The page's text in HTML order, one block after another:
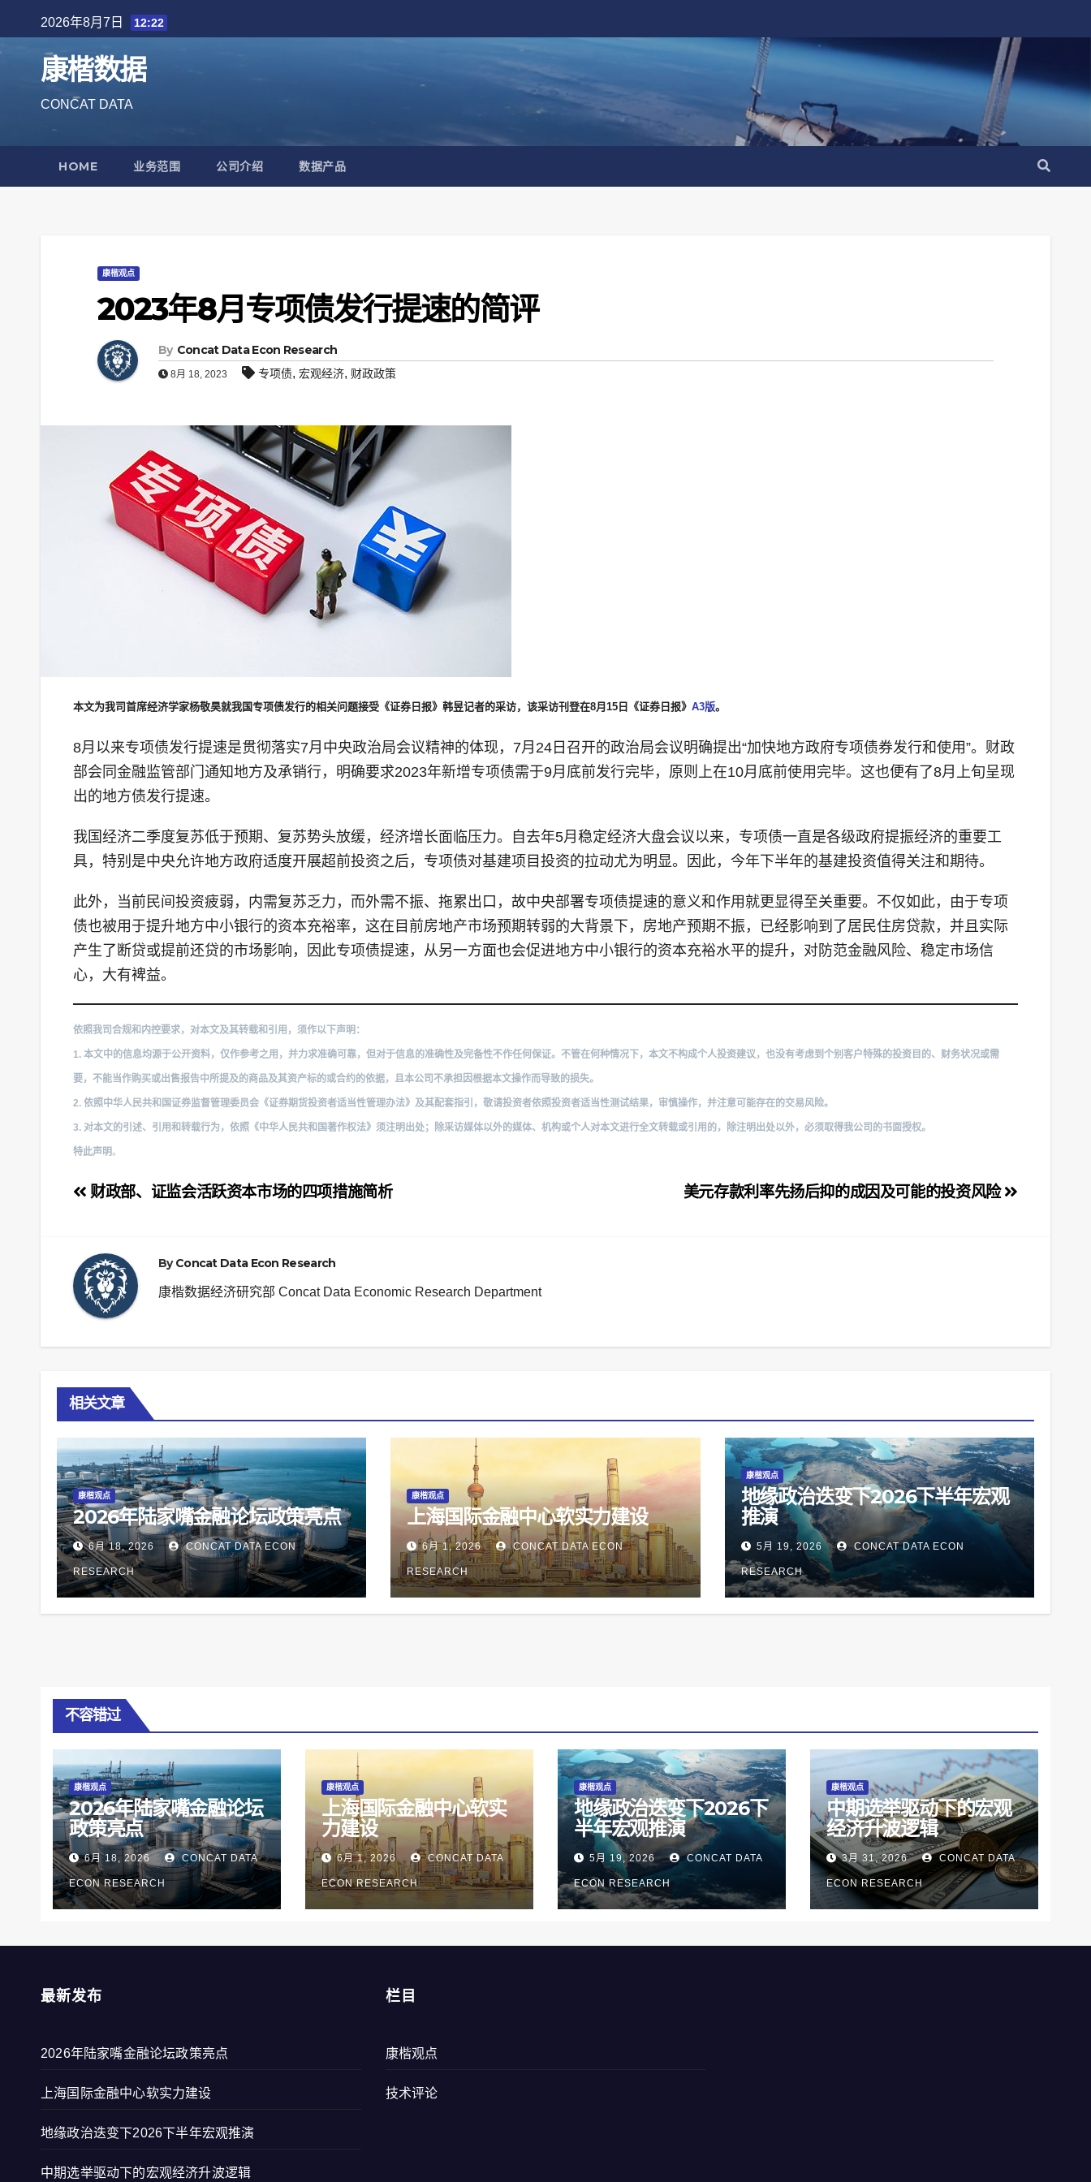
to
2026年8月7日 12:22
康楷数据
CONCAT DATA
HOME 业务范围 公司介绍 数据产品
康楷观点
2023年8月专项债发行提速的简评
By Concat Data Econ Research
8月 18, 2023 专项债, 宏观经济, 财政政策
本文为我司首席经济学家杨敬昊就我国专项债发行的相关问题接受《证券日报》韩昱记者的采访，该采访刊登在8月15日《证券日报》 A3版。
8月以来专项债发行提速是贯彻落实7月中央政治局会议精神的体现，7月24日召开的政治局会议明确提出“加快地方政府专项债券发行和使用”。财政
部会同金融监管部门通知地方及承销行，明确要求2023年新增专项债需于9月底前发行完毕，原则上在10月底前使用完毕。这也便有了8月上旬呈现
出的地方债发行提速。
我国经济二季度复苏低于预期、复苏势头放缓，经济增长面临压力。自去年5月稳定经济大盘会议以来，专项债一直是各级政府提振经济的重要工
具，特别是中央允许地方政府适度开展超前投资之后，专项债对基建项目投资的拉动尤为明显。因此，今年下半年的基建投资值得关注和期待。
此外，当前民间投资疲弱，内需复苏乏力，而外需不振、拖累出口，故中央部署专项债提速的意义和作用就更显得至关重要。不仅如此，由于专项
债也被用于提升地方中小银行的资本充裕率，这在目前房地产市场预期转弱的大背景下，房地产预期不振，已经影响到了居民住房贷款，并且实际
产生了断贷或提前还贷的市场影响，因此专项债提速，从另一方面也会促进地方中小银行的资本充裕水平的提升，对防范金融风险、稳定市场信
心，大有裨益。
依照我司合规和内控要求，对本文及其转载和引用，须作以下声明：
1. 本文中的信息均源于公开资料，仅作参考之用，并力求准确可靠，但对于信息的准确性及完备性不作任何保证。不管在何种情况下，本文不构成个人投资建议，也没有考虑到个别客户特殊的投资目的、财务状况或需
要，不能当作购买或出售报告中所提及的商品及其资产标的或合约的依据，且本公司不承担因根据本文操作而导致的损失。
2. 依照中华人民共和国证券监督管理委员会《证券期货投资者适当性管理办法》及其配套指引，敬请投资者依照投资者适当性测试结果，审慎操作，并注意可能存在的交易风险。
3. 对本文的引述、引用和转载行为，依照《中华人民共和国著作权法》须注明出处；除采访媒体以外的媒体、机构或个人对本文进行全文转载或引用的，除注明出处以外，必须取得我公司的书面授权。
特此声明。
文
导
航
美元存款利率先扬后抑的成因及可能的投资风险
财政部、证监会活跃资本市场的四项措施简析
ByConcat Data Econ Research
康楷数据经济研究部 Concat Data Economic Research Department
相关文章
康楷观点
2026年陆家嘴金融论坛政策亮点
6月 18, 2026 CONCAT DATA ECON
RESEARCH
康楷观点
上海国际金融中心软实力建设
6月 1, 2026 CONCAT DATA ECON
RESEARCH
康楷观点
地缘政治迭变下2026下半年宏观
推演
5月 19, 2026 CONCAT DATA ECON
RESEARCH
不容错过
康楷观点
2026年陆家嘴金融论坛
政策亮点
6月 18, 2026 CONCAT DATA
ECON RESEARCH
康楷观点
上海国际金融中心软实
力建设
6月 1, 2026 CONCAT DATA
ECON RESEARCH
康楷观点
地缘政治迭变下2026下
半年宏观推演
5月 19, 2026 CONCAT DATA
ECON RESEARCH
康楷观点
中期选举驱动下的宏观
经济升波逻辑
3月 31, 2026 CONCAT DATA
ECON RESEARCH
最新发布
2026年陆家嘴金融论坛政策亮点
上海国际金融中心软实力建设
地缘政治迭变下2026下半年宏观推演
中期选举驱动下的宏观经济升波逻辑
栏目
康楷观点
技术评论